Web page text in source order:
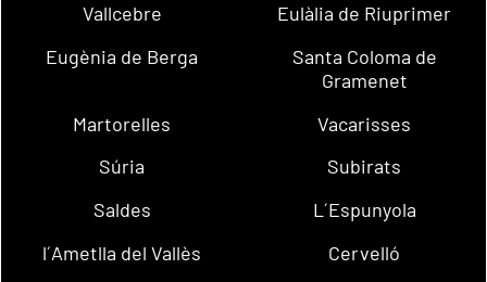
Vallcebre
Eulàlia de Riuprimer
Eugènia de Berga
Santa Coloma de
Gramenet
Martorelles
Vacarisses
Súria
Subirats
Saldes
L´Espunyola
l´Ametlla del Vallès
Cervelló